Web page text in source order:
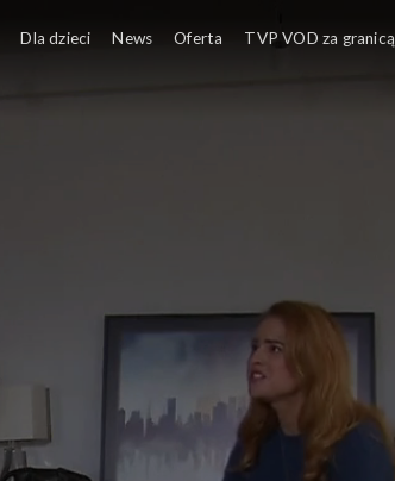
Dla dzieci News Oferta TVP VOD za granicą